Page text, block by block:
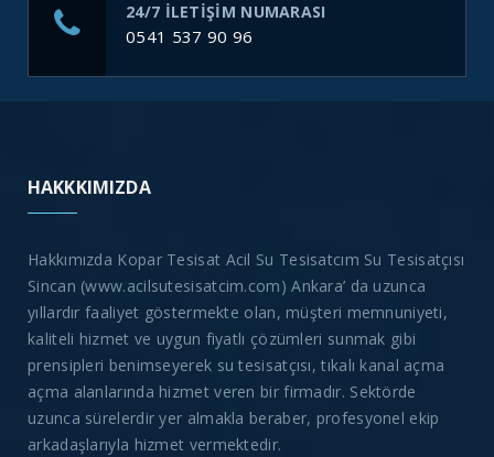
24/7 ILETIŞIM NUMARASI
0541 537 90 96
HAKKKIMIZDA
Hakkımızda Kopar Tesisat Acil Su Tesisatcım Su Tesisatçısı
Sincan (www.acilsutesisatcim.com) Ankara’ da uzunca
yıllardır faaliyet göstermekte olan, müşteri memnuniyeti,
kaliteli hizmet ve uygun fiyatlı çözümleri sunmak gibi
prensipleri benimseyerek su tesisatçısı, tıkalı kanal açma
açma alanlarında hizmet veren bir firmadır. Sektörde
uzunca sürelerdir yer almakla beraber, profesyonel ekip
arkadaşlarıyla hizmet vermektedir.